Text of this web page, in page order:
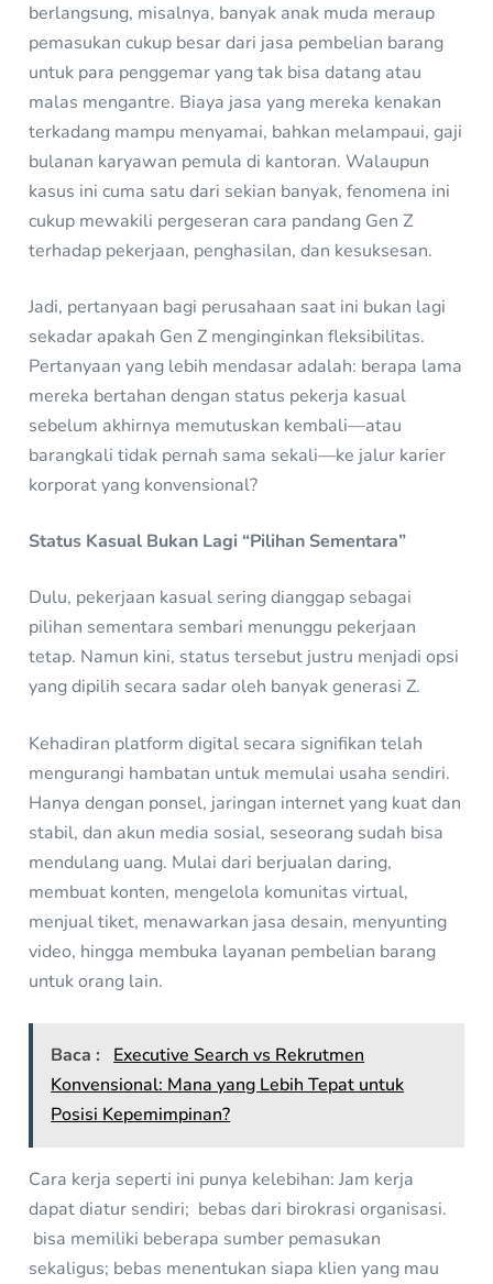
berlangsung, misalnya, banyak anak muda meraup
pemasukan cukup besar dari jasa pembelian barang
untuk para penggemar yang tak bisa datang atau
malas mengantre. Biaya jasa yang mereka kenakan
terkadang mampu menyamai, bahkan melampaui, gaji
bulanan karyawan pemula di kantoran. Walaupun
kasus ini cuma satu dari sekian banyak, fenomena ini
cukup mewakili pergeseran cara pandang Gen Z
terhadap pekerjaan, penghasilan, dan kesuksesan.
Jadi, pertanyaan bagi perusahaan saat ini bukan lagi
sekadar apakah Gen Z menginginkan fleksibilitas.
Pertanyaan yang lebih mendasar adalah: berapa lama
mereka bertahan dengan status pekerja kasual
sebelum akhirnya memutuskan kembali—atau
barangkali tidak pernah sama sekali—ke jalur karier
korporat yang konvensional?
Status Kasual Bukan Lagi “Pilihan Sementara”
Dulu, pekerjaan kasual sering dianggap sebagai
pilihan sementara sembari menunggu pekerjaan
tetap. Namun kini, status tersebut justru menjadi opsi
yang dipilih secara sadar oleh banyak generasi Z.
Kehadiran platform digital secara signifikan telah
mengurangi hambatan untuk memulai usaha sendiri.
Hanya dengan ponsel, jaringan internet yang kuat dan
stabil, dan akun media sosial, seseorang sudah bisa
mendulang uang. Mulai dari berjualan daring,
membuat konten, mengelola komunitas virtual,
menjual tiket, menawarkan jasa desain, menyunting
video, hingga membuka layanan pembelian barang
untuk orang lain.
Baca :
Executive Search vs Rekrutmen
Konvensional: Mana yang Lebih Tepat untuk
Posisi Kepemimpinan?
Cara kerja seperti ini punya kelebihan: Jam kerja
dapat diatur sendiri; bebas dari birokrasi organisasi.
bisa memiliki beberapa sumber pemasukan
sekaligus; bebas menentukan siapa klien yang mau